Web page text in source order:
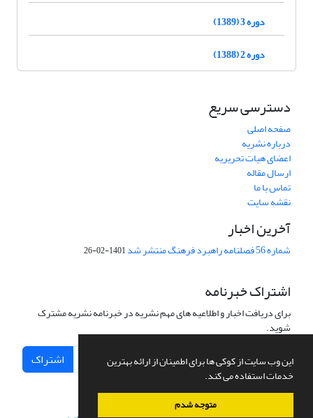
این وب سایت از کوکی ها برای اطمینان از ارائه بهترین
خدمات استفاده می کند.
متوجه شدم
دوره 3 (1389)
دوره 2 (1388)
دسترسی سریع
صفحه اصلی
درباره نشریه
اعضای هیات تحریریه
ارسال مقاله
تماس با ما
نقشه سایت
آخرین اخبار
شماره 56 فصلنامه راهبرد فرهنگ منتشر شد 1401-02-26
اشتراک خبرنامه
برای دریافت اخبار و اطلاعیه های مهم نشریه در خبرنامه نشریه مشترک
شوید.
اشتراک